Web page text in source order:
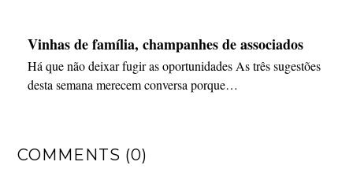
Vinhas de família, champanhes de associados
Há que não deixar fugir as oportunidades As três sugestões
desta semana merecem conversa porque…
COMMENTS (0)